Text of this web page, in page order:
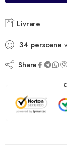
Livrare
34 persoane
Share